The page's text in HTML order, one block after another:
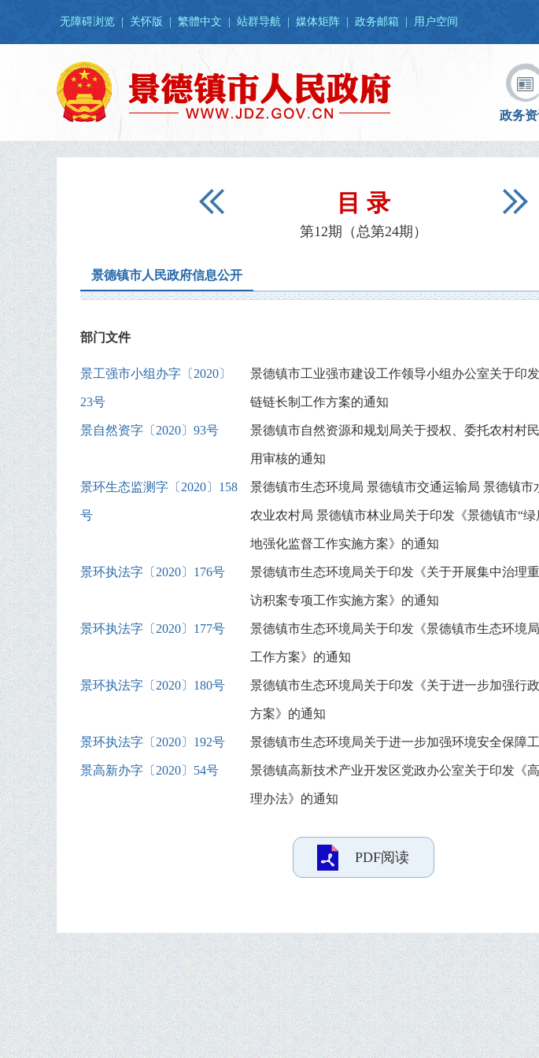
无障碍浏览 关怀版 繁體中文 站群导航 媒体矩阵 政务邮箱 用户空间
政务
目 录
第12期（总第24期）
景德镇市人民政府信息公开
部门文件
景工强市小组办字〔2020〕
23号
景德镇市工业强市建设工作领导小组办公室关于印
链链长制工作方案的通知
景自然资字〔2020〕93号 景德镇市自然资源和规划局关于授权、委托农村村
用审核的通知
景环生态监测字〔2020〕158
号
景德镇市生态环境局 景德镇市交通运输局 景德镇市
农业农村局 景德镇市林业局关于印发《景德镇市“绿
地强化监督工作实施方案》的通知
景环执法字〔2020〕176号 景德镇市生态环境局关于印发《关于开展集中治理
访积案专项工作实施方案》的通知
景环执法字〔2020〕177号 景德镇市生态环境局关于印发《景德镇市生态环境
工作方案》的通知
景环执法字〔2020〕180号 景德镇市生态环境局关于印发《关于进一步加强行
方案》的通知
景环执法字〔2020〕192号 景德镇市生态环境局关于进一步加强环境安全保障
景高新办字〔2020〕54号 景德镇高新技术产业开发区党政办公室关于印发《
理办法》的通知
PDF阅读